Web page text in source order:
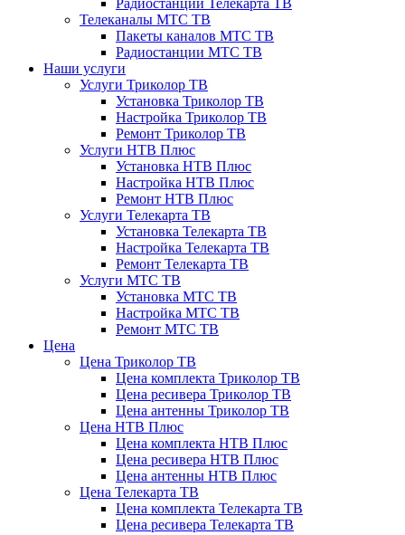
Радиостанции Телекарта ТВ
Телеканалы МТС ТВ
Пакеты каналов МТС ТВ
Радиостанции МТС ТВ
Наши услуги
Услуги Триколор ТВ
Установка Триколор ТВ
Настройка Триколор ТВ
Ремонт Триколор ТВ
Услуги НТВ Плюс
Установка НТВ Плюс
Настройка НТВ Плюс
Ремонт НТВ Плюс
Услуги Телекарта ТВ
Установка Телекарта ТВ
Настройка Телекарта ТВ
Ремонт Телекарта ТВ
Услуги МТС ТВ
Установка МТС ТВ
Настройка МТС ТВ
Ремонт МТС ТВ
Цена
Цена Триколор ТВ
Цена комплекта Триколор ТВ
Цена ресивера Триколор ТВ
Цена антенны Триколор ТВ
Цена НТВ Плюс
Цена комплекта НТВ Плюс
Цена ресивера НТВ Плюс
Цена антенны НТВ Плюс
Цена Телекарта ТВ
Цена комплекта Телекарта ТВ
Цена ресивера Телекарта ТВ